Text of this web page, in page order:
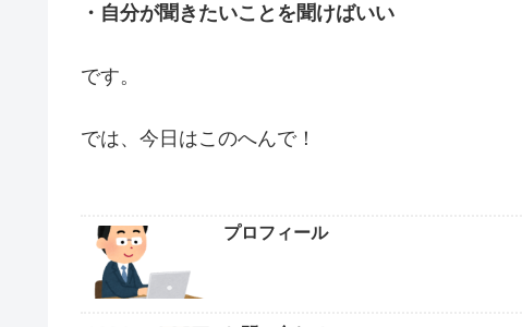
・自分が聞きたいことを聞けばいい
です。
では、今日はこのへんで！
プロフィール